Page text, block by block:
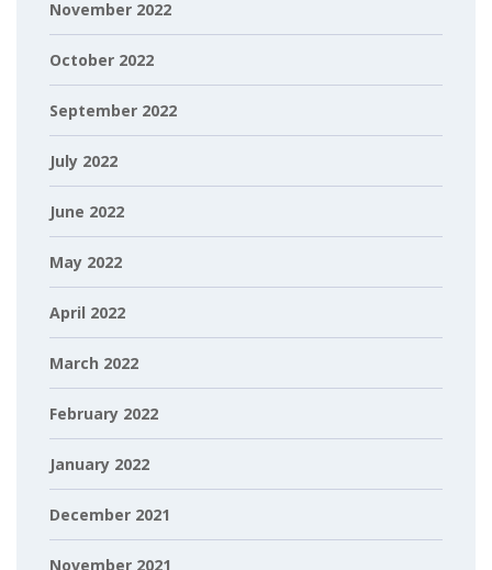
November 2022
October 2022
September 2022
July 2022
June 2022
May 2022
April 2022
March 2022
February 2022
January 2022
December 2021
November 2021